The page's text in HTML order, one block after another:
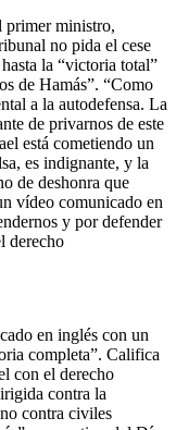
primer ministro,
no pida el cese
la “victoria total”
de Hamás”. “Como
a la autodefensa. La
de privarnos de este
está cometiendo un
es indignante, y la
de deshonra que
vídeo comunicado en
y por defender
derecho
en inglés con un
completa”. Califica
con el derecho
contra la
contra civiles